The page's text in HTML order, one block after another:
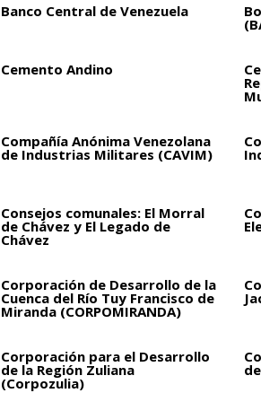
Banco Central de Venezuela
Cemento Andino
Compañía Anónima Venezolana
de Industrias Militares (CAVIM)
Consejos comunales: El Morral
de Chávez y El Legado de
Chávez
Corporación de Desarrollo de la
Cuenca del Río Tuy Francisco de
Miranda (CORPOMIRANDA)
Corporación para el Desarrollo
de la Región Zuliana
(Corpozulia)